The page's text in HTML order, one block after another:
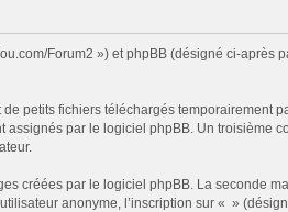
Forum2 ») et phpBB (désigné ci-après
petits fichiers téléchargés temporairement
par le logiciel phpBB. Un troisième
créées par le logiciel phpBB. La seconde
anonyme, l’inscription sur « »